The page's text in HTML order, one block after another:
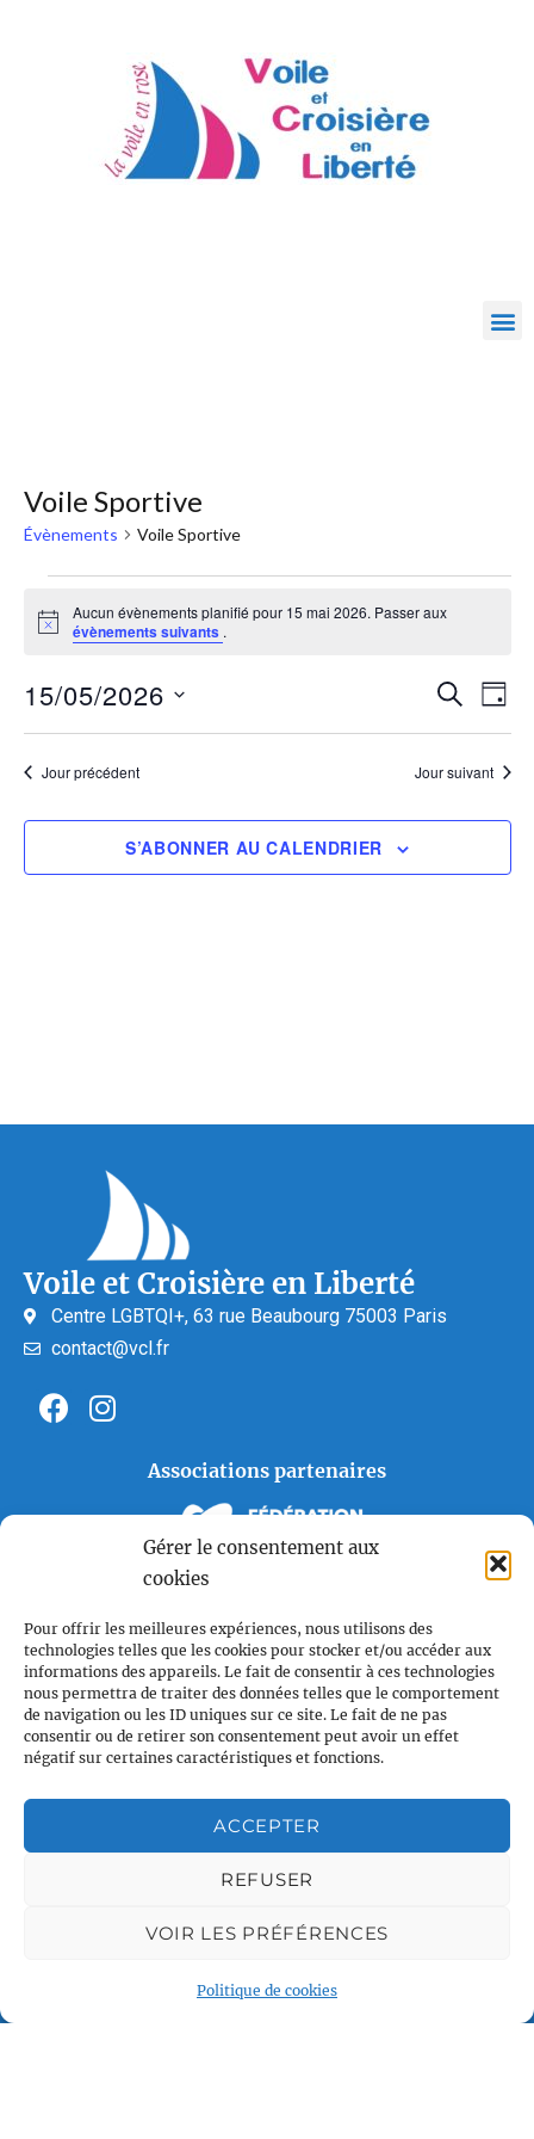
Gérer le consentement aux
cookies
Pour offrir les meilleures expériences, nous utilisons des
technologies telles que les cookies pour stocker et/ou accéder aux
informations des appareils. Le fait de consentir à ces technologies
nous permettra de traiter des données telles que le comportement
de navigation ou les ID uniques sur ce site. Le fait de ne pas
consentir ou de retirer son consentement peut avoir un effet
négatif sur certaines caractéristiques et fonctions.
ACCEPTER
REFUSER
VOIR LES PRÉFÉRENCES
Politique de cookies
Voile Sportive
Évènements Voile Sportive
Notice
Aucun évènements planifié pour 15 mai 2026. Passer aux
évènements suivants .
de
JOUR
15/05/2026
Sélectionnez
uneJour précédent Jour suivant
S’ABONNER AU CALENDRIER
Voile et Croisière en Liberté
Centre LGBTQI+, 63 rue Beaubourg 75003 Paris
contact@vcl.fr
Associations partenaires
Plan du site
Croisières en voilier